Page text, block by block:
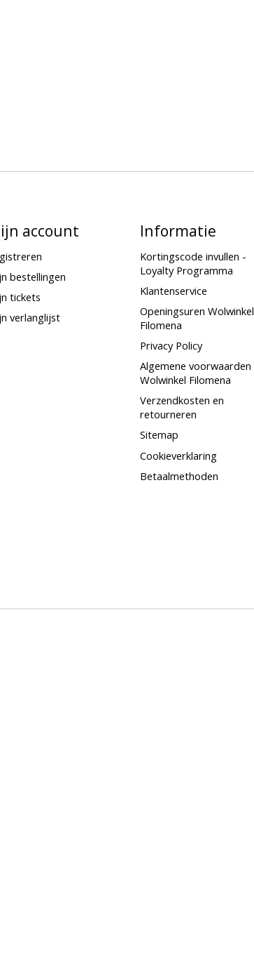
account
bestellingen
tickets
verlanglijst
Informatie
Kortingscode invullen -
Loyalty Programma
Klantenservice
Openingsuren Wolwinkel
Filomena
Privacy Policy
Algemene voorwaarden
Wolwinkel Filomena
Verzendkosten en
retourneren
Sitemap
Cookieverklaring
Betaalmethoden